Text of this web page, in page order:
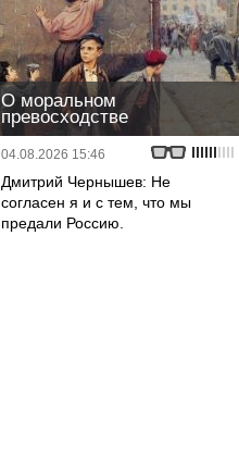
О моральном
превосходстве
04.08.2026 15:46
Дмитрий Чернышев: Не
согласен я и с тем, что мы
предали Россию.